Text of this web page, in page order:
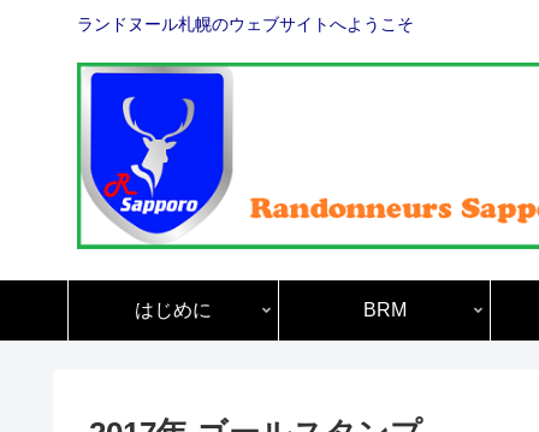
ランドヌール札幌のウェブサイトへようこそ
はじめに BRM